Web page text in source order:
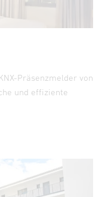
Präsenzmelder von
und effiziente